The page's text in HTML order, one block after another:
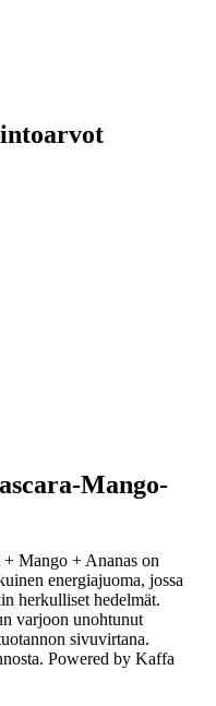
Mango-
Mango + Ananas on
energiajuoma, jossa
herkulliset hedelmät.
varjoon unohtunut
sivuvirtana.
Powered by Kaffa